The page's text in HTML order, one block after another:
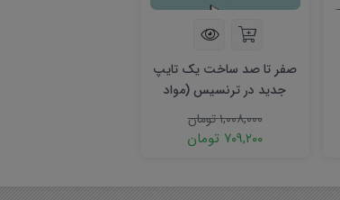
صفر تا صد ساخت یک تایپ
جدید در ترنسیس (مواد
PCM)
۱,۰۰۸,۰۰۰تومان
۷۰۹,۲۰۰ تومان